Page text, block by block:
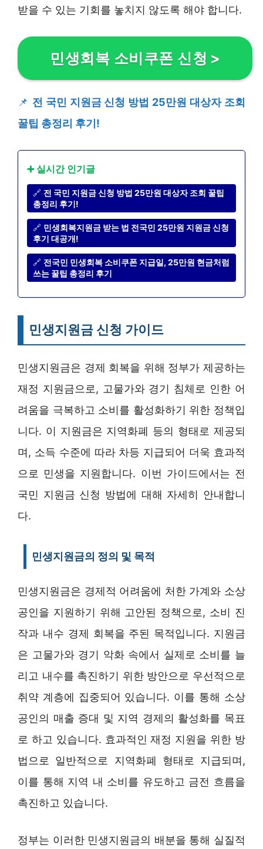
받을 수 있는 기회를 놓치지 않도록 해야 합니다.
민생회복 소비쿠폰 신청 >
📌 전 국민 지원금 신청 방법 25만원 대상자 조회
꿀팁 총정리 후기!
➕ 실시간 인기글
🔗 전 국민 지원금 신청 방법 25만원 대상자 조회 꿀팁
총정리 후기!
🔗 민생회복지원금 받는 법 전국민 25만원 지원금 신청
후기 대공개!
🔗 전국민 민생회복 소비쿠폰 지급일, 25만원 현금처럼
쓰는 꿀팁 총정리 후기
민생지원금 신청 가이드
민생지원금은 경제 회복을 위해 정부가 제공하는
재정 지원금으로, 고물가와 경기 침체로 인한 어
려움을 극복하고 소비를 활성화하기 위한 정책입
니다. 이 지원금은 지역화폐 등의 형태로 제공되
며, 소득 수준에 따라 차등 지급되어 더욱 효과적
으로 민생을 지원합니다. 이번 가이드에서는 전
국민 지원금 신청 방법에 대해 자세히 안내합니
다.
민생지원금의 정의 및 목적
민생지원금은 경제적 어려움에 처한 가계와 소상
공인을 지원하기 위해 고안된 정책으로, 소비 진
작과 내수 경제 회복을 주된 목적입니다. 지원금
은 고물가와 경기 악화 속에서 실제로 소비를 늘
리고 내수를 촉진하기 위한 방안으로 우선적으로
취약 계층에 집중되어 있습니다. 이를 통해 소상
공인의 매출 증대 및 지역 경제의 활성화를 목표
로 하고 있습니다. 효과적인 재정 지원을 위한 방
법으로 일반적으로 지역화폐 형태로 지급되며,
이를 통해 지역 내 소비를 유도하고 금전 흐름을
촉진하고 있습니다.
정부는 이러한 민생지원금의 배분을 통해 실질적